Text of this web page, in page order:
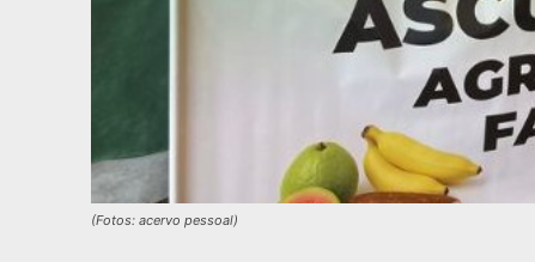
(Fotos: acervo pessoal)